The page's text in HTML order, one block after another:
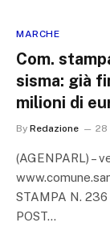
MARCHE
Com.
sisma: già
milioni di
By Redazione 28
(AGENPARL) –
STAMPA N.
POST…